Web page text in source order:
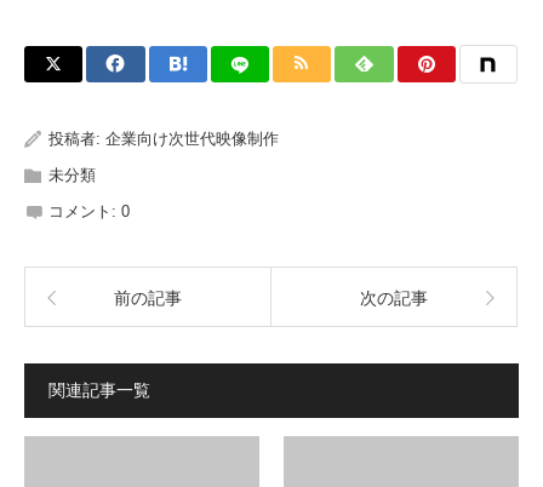
投稿者: 企業向け次世代映像制作
未分類
コメント: 0
前の記事 次の記事
関連記事一覧